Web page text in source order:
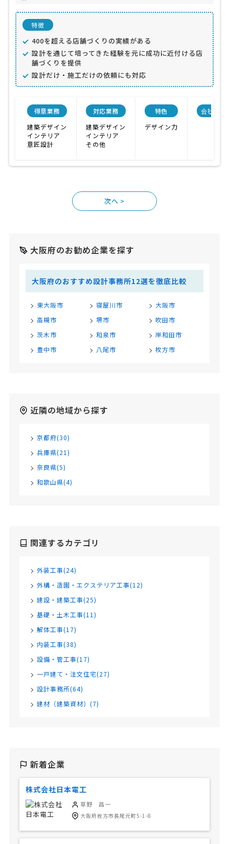
特徴
400を超える店舗づくりの実績がある
設計を通じて培ってきた経験を元に成功に近付ける店
舗づくりを提供
設計だけ・施工だけの依頼にも対応
得意業務
建築デザイン
インテリア
意匠設計
対応業務
建築デザイン
インテリア
その他
特色
デザイン力
会社規模
>
大阪府のお勧め企業を探す
大阪府のおすすめ設計事務所12選を徹底比較
東大阪市 寝屋川市
大阪市
高槻市
堺市
吹田市
茨木市
和泉市
岸和田市
豊中市
八尾市 枚方市
近隣の地域から探す
京都府(30)
兵庫県(21)
奈良県(5)
和歌山県(4)
関連するカテゴリ
外装工事(24)
外構・造園・エクステリア工事(12)
建設・建築工事(25)
基礎・土木工事(11)
解体工事(17)
内装工事(38)
設備・管工事(17)
一戸建て・注文住宅(27)
設計事務所(64)
建材（建築資材）(7)
新着企業
株式会社日本電工
草野 昌一
大阪府枚方市長尾元町5-1-8